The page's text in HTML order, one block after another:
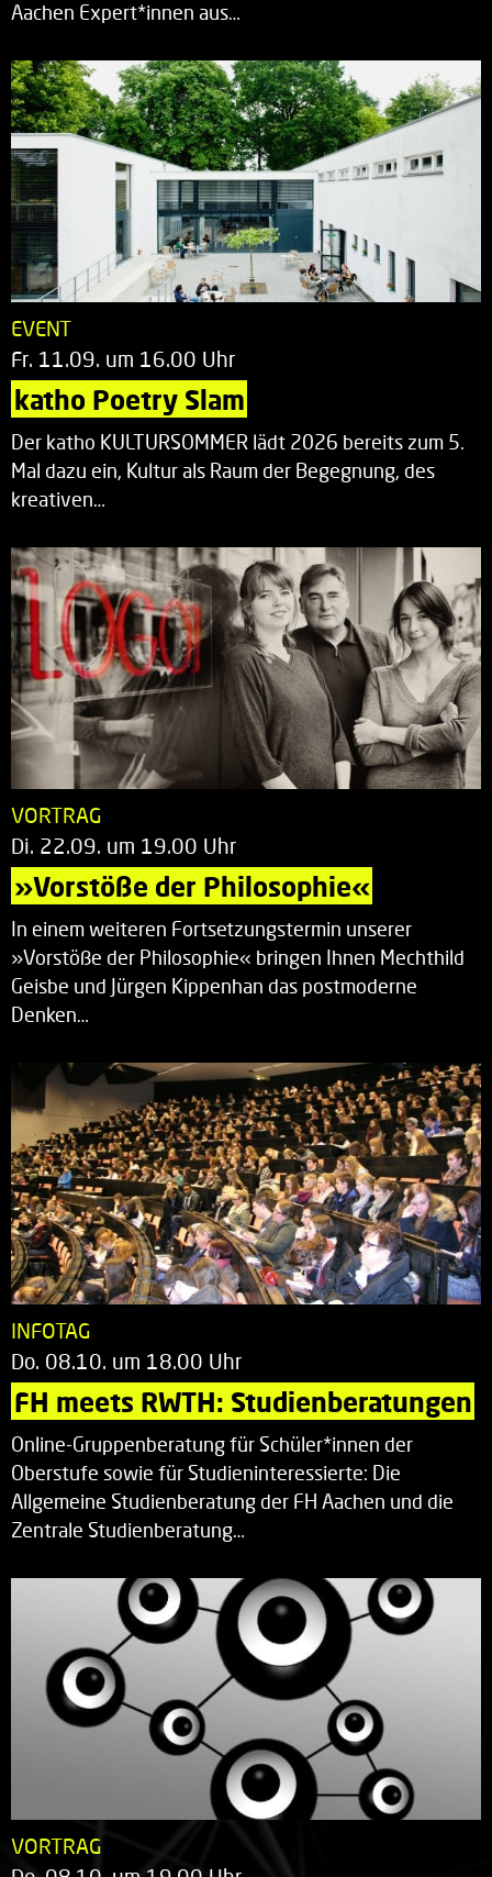
Aachen Expert*innen aus…
EVENT
Fr. 11.09. um 16.00 Uhr
katho Poetry Slam
Der katho KULTURSOMMER lädt 2026 bereits zum 5.
Mal dazu ein, Kultur als Raum der Begegnung, des
kreativen…
VORTRAG
Di. 22.09. um 19.00 Uhr
»Vorstöße der Philosophie«
In einem weiteren Fortsetzungstermin unserer
»Vorstöße der Philosophie« bringen Ihnen Mechthild
Geisbe und Jürgen Kippenhan das postmoderne
Denken…
INFOTAG
Do. 08.10. um 18.00 Uhr
FH meets RWTH: Studienberatungen
Online-Gruppenberatung für Schüler*innen der
Oberstufe sowie für Studieninteressierte: Die
Allgemeine Studienberatung der FH Aachen und die
Zentrale Studienberatung…
VORTRAG